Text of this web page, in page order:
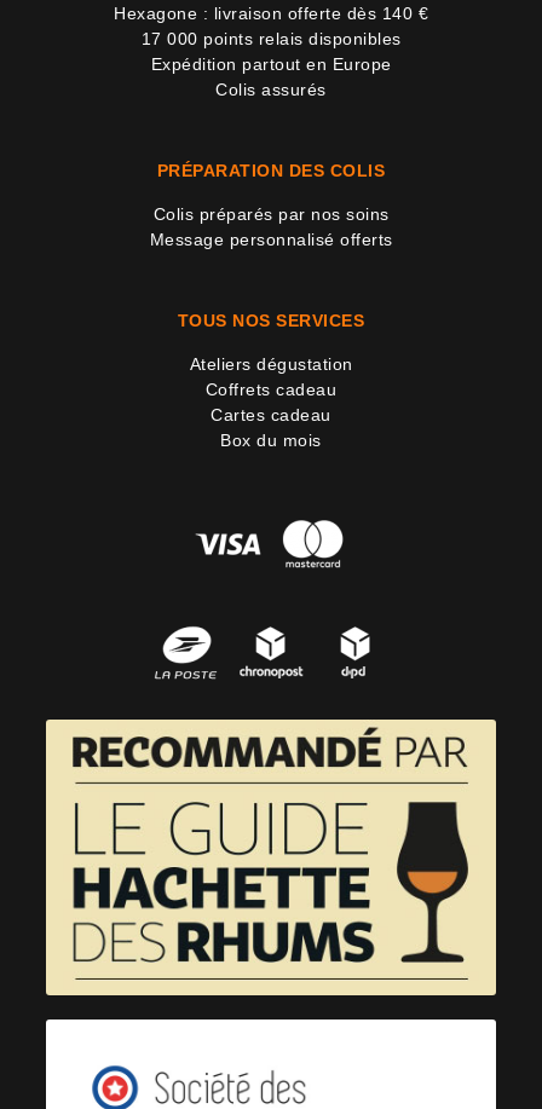
Hexagone : livraison offerte dès 140 €
17 000 points relais disponibles
Expédition partout en Europe
Colis assurés
PRÉPARATION DES COLIS
Colis préparés par nos soins
Message personnalisé offerts
TOUS NOS SERVICES
Ateliers dégustation
Coffrets cadeau
Cartes cadeau
Box du mois